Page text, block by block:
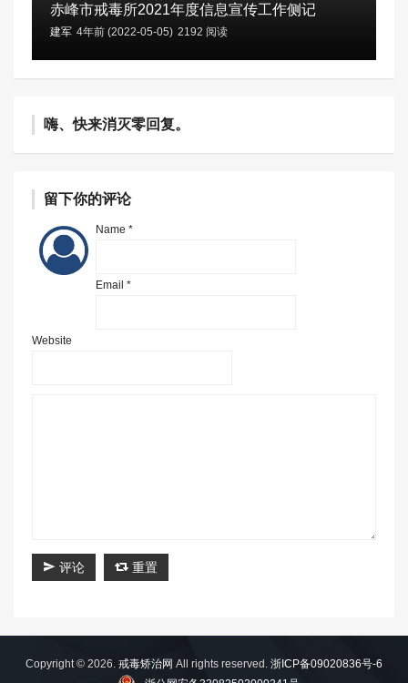
赤峰市戒毒所2021年度信息宣传工作侧记
建军 4年前 (2022-05-05) 2192 阅读
嗨、快来消灭零回复。
留下你的评论
Name *
Email *
Website
评论 重置
Copyright © 2026. 戒毒矫治网 All rights reserved. 浙ICP备09020836号-6